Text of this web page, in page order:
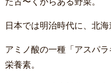
日本では明治時代に、北
アミノ酸の一種「アスパ
栄養素。